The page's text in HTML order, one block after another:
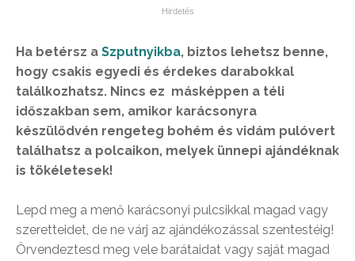
Ha betérsz a Szputnyikba, biztos lehetsz benne,
hogy csakis egyedi és érdekes darabokkal
találkozhatsz. Nincs ez másképpen a téli
időszakban sem, amikor karácsonyra
készülődvén rengeteg bohém és vidám pulóvert
találhatsz a polcaikon, melyek ünnepi ajándéknak
is tökéletesek!
Lepd meg a menő karácsonyi pulcsikkal magad vagy
szeretteidet, de ne várj az ajándékozással szentestéig!
Örvendeztesd meg vele barátaidat vagy saját magad